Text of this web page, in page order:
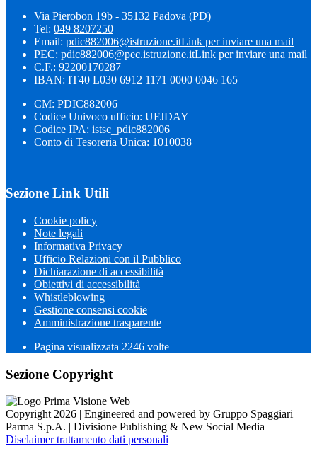
Via Pierobon 19b - 35132 Padova (PD)
Tel: 049 8207250
Email: pdic882006@istruzione.itLink per inviare una mail
PEC: pdic882006@pec.istruzione.itLink per inviare una mail
C.F.: 92200170287
IBAN: IT40 L030 6912 1171 0000 0046 165
CM: PDIC882006
Codice Univoco ufficio: UFJDAY
Codice IPA: istsc_pdic882006
Conto di Tesoreria Unica: 1010038
Sezione Link Utili
Cookie policy
Note legali
Informativa Privacy
Ufficio Relazioni con il Pubblico
Dichiarazione di accessibilità
Obiettivi di accessibilità
Whistleblowing
Gestione consensi cookie
Amministrazione trasparente
Pagina visualizzata 2246 volte
Sezione Copyright
Copyright 2026 | Engineered and powered by Gruppo Spaggiari
Parma S.p.A. | Divisione Publishing & New Social Media
Disclaimer trattamento dati personali